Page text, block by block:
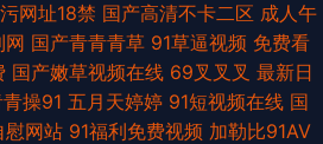
污网址18禁 国产高清不卡二区 成人午
网 国产青青青草 91草逼视频 免费看
国产嫩草视频在线 69叉叉叉 最新日
操91 五月天婷婷 91短视频在线 国
慰网站 91福利免费视频 加勒比91AV